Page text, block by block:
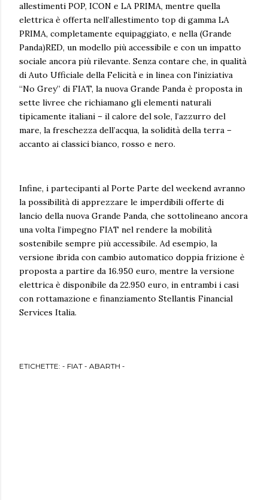
allestimenti POP, ICON e LA PRIMA, mentre quella
elettrica è offerta nell’allestimento top di gamma LA
PRIMA, completamente equipaggiato, e nella (Grande
Panda)RED, un modello più accessibile e con un impatto
sociale ancora più rilevante. Senza contare che, in qualità
di Auto Ufficiale della Felicità e in linea con l'iniziativa
“No Grey” di FIAT, la nuova Grande Panda è proposta in
sette livree che richiamano gli elementi naturali
tipicamente italiani – il calore del sole, l’azzurro del
mare, la freschezza dell’acqua, la solidità della terra –
accanto ai classici bianco, rosso e nero.
Infine, i partecipanti al Porte Parte del weekend avranno
la possibilità di apprezzare le imperdibili offerte di
lancio della nuova Grande Panda, che sottolineano ancora
una volta l’impegno FIAT nel rendere la mobilità
sostenibile sempre più accessibile. Ad esempio, la
versione ibrida con cambio automatico doppia frizione è
proposta a partire da 16.950 euro, mentre la versione
elettrica è disponibile da 22.950 euro, in entrambi i casi
con rottamazione e finanziamento Stellantis Financial
Services Italia.
ETICHETTE: - FIAT - ABARTH -